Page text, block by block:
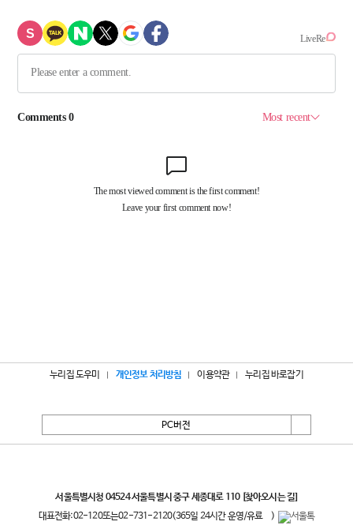
누리집 도우미 개인정보 처리방침 이용약관 누리집 바로잡기
PC버전
서울특별시청 04524 서울특별시 중구 세종대로 110 [찾아오시는 길]
대표전화:02-120또는02-731-2120(365일 24시간 운영/유료
)